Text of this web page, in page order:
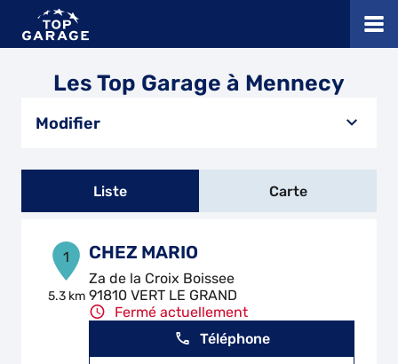
Les Top Garage à Mennecy
Modifier
Liste Carte
1
5.3 km
CHEZ MARIO
Za de la Croix Boissee
91810 VERT LE GRAND
Fermé actuellement
Téléphone